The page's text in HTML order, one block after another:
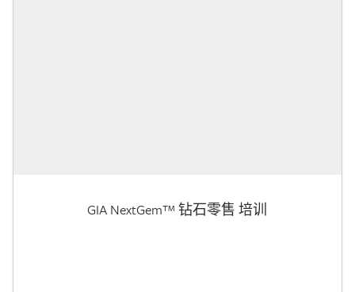
GIA NextGem™ 钻石零售 培训